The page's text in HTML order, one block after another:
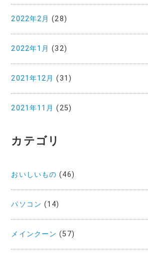
2022年2月 (28)
2022年1月 (32)
2021年12月 (31)
2021年11月 (25)
カテゴリ
おいしいもの (46)
パソコン (14)
メインクーン (57)